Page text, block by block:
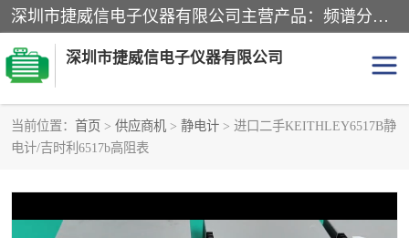
深圳市捷威信电子仪器有限公司主营产品：频谱分析仪.信号发生器.网络分析仪.音频分析仪，示波器，电源，音频分析仪。综合测试仪。蓝牙测试仪等
深圳市捷威信电子仪器有限公司
当前位置： 首页 > 供应商机 > 静电计 > 进口二手KEITHLEY6517B静
电计/吉时利6517b高阻表
探头